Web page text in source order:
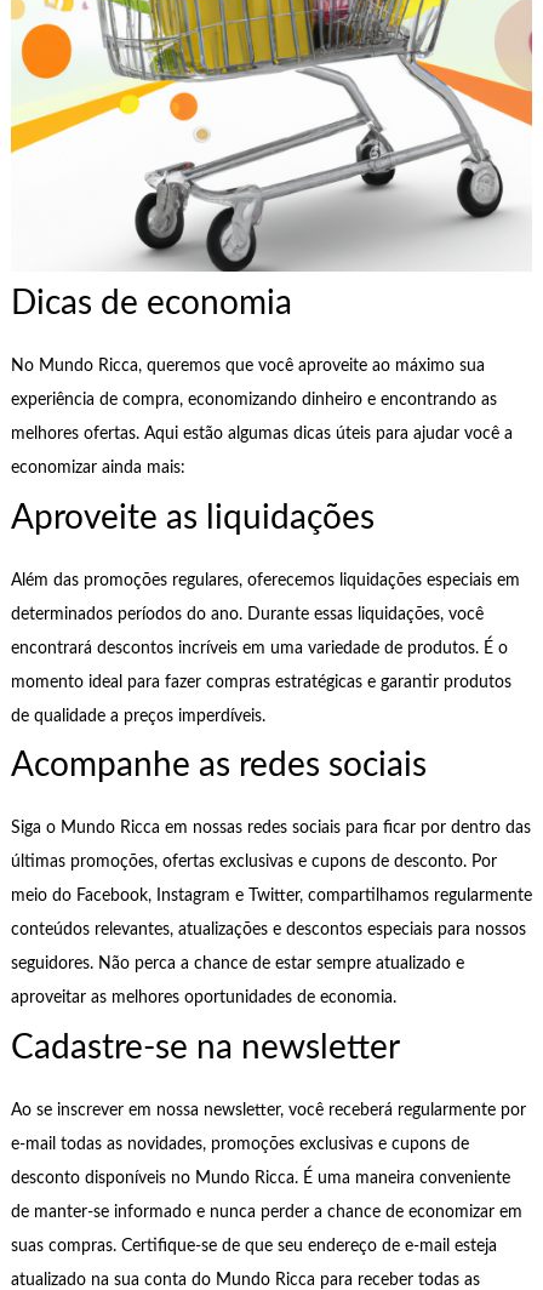
Dicas de economia
No Mundo Ricca, queremos que você aproveite ao máximo sua
experiência de compra, economizando dinheiro e encontrando as
melhores ofertas. Aqui estão algumas dicas úteis para ajudar você a
economizar ainda mais:
Aproveite as liquidações
Além das promoções regulares, oferecemos liquidações especiais em
determinados períodos do ano. Durante essas liquidações, você
encontrará descontos incríveis em uma variedade de produtos. É o
momento ideal para fazer compras estratégicas e garantir produtos
de qualidade a preços imperdíveis.
Acompanhe as redes sociais
Siga o Mundo Ricca em nossas redes sociais para ficar por dentro das
últimas promoções, ofertas exclusivas e cupons de desconto. Por
meio do Facebook, Instagram e Twitter, compartilhamos regularmente
conteúdos relevantes, atualizações e descontos especiais para nossos
seguidores. Não perca a chance de estar sempre atualizado e
aproveitar as melhores oportunidades de economia.
Cadastre-se na newsletter
Ao se inscrever em nossa newsletter, você receberá regularmente por
e-mail todas as novidades, promoções exclusivas e cupons de
desconto disponíveis no Mundo Ricca. É uma maneira conveniente
de manter-se informado e nunca perder a chance de economizar em
suas compras. Certifique-se de que seu endereço de e-mail esteja
atualizado na sua conta do Mundo Ricca para receber todas as